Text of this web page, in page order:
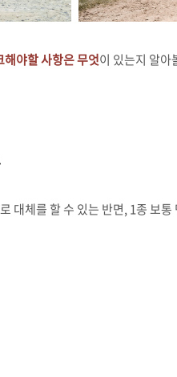
야할 사항은 무엇이 있는지 알아
대체를 할 수 있는 반면, 1종 보